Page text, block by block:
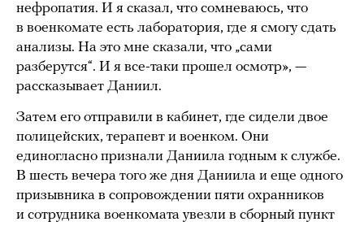
нефропатия. И я сказал, что сомневаюсь, что
в военкомате есть лаборатория, где я смогу сдать
анализы. На это мне сказали, что „сами
разберутся“. И я все-таки прошел осмотр», —
рассказывает Даниил.
Затем его отправили в кабинет, где сидели двое
полицейских, терапевт и военком. Они
единогласно признали Даниила годным к службе.
В шесть вечера того же дня Даниила и еще одного
призывника в сопровождении пяти охранников
и сотрудника военкомата увезли в сборный пункт